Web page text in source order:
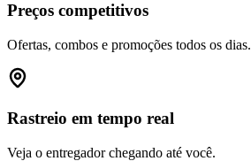
Preços competitivos
Ofertas, combos e promoções todos os dias.
Rastreio em tempo real
Veja o entregador chegando até você.